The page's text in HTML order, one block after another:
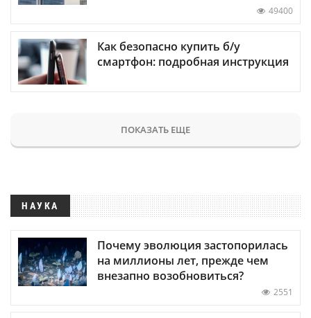
49400
Как безопасно купить б/у
смартфон: подробная инструкция
ПОКАЗАТЬ ЕЩЕ
НАУКА
Почему эволюция застопорилась
на миллионы лет, прежде чем
внезапно возобновиться?
2551